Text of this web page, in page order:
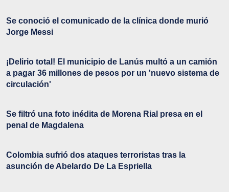
Se conoció el comunicado de la clínica donde murió
Jorge Messi
¡Delirio total! El municipio de Lanús multó a un camión
a pagar 36 millones de pesos por un 'nuevo sistema de
circulación'
Se filtró una foto inédita de Morena Rial presa en el
penal de Magdalena
Colombia sufrió dos ataques terroristas tras la
asunción de Abelardo De La Espriella